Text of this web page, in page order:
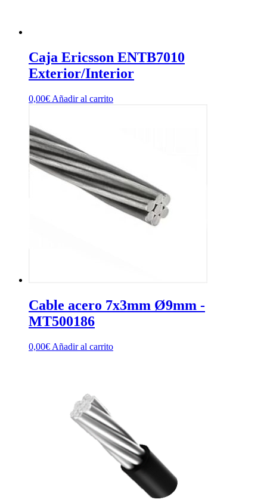
Caja Ericsson ENTB7010
Exterior/Interior
0,00€ Añadir al carrito
Cable acero 7x3mm Ø9mm -
MT500186
0,00€ Añadir al carrito